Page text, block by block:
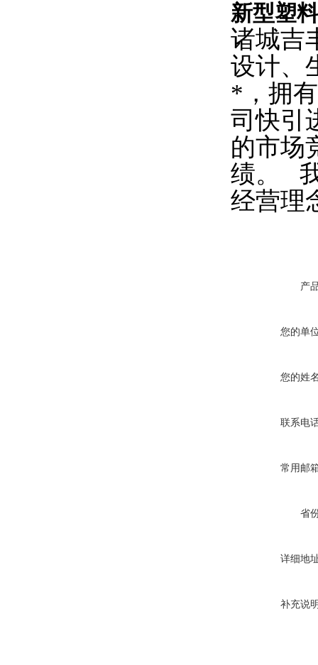
新型塑
诸城吉
设计、
*，拥
司快引
的市场
绩。
经营理
产
您的单
您的姓
联系电
常用邮
省
详细地
补充说